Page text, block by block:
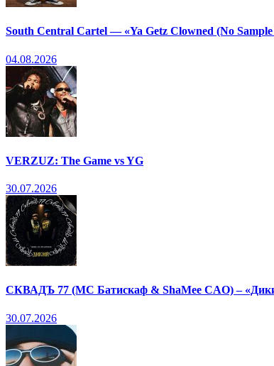
South Central Cartel — «Ya Getz Clowned (No Sample
04.08.2026
VERZUZ: The Game vs YG
30.07.2026
СКВАДЪ 77 (МС Батискаф & ShaMee CAO) –
30.07.2026